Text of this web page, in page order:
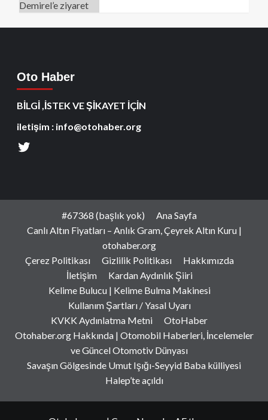
Oto Haber
BİLGİ ,İSTEK VE ŞİKAYET İÇİN
iletişim : info@otohaber.org
#67368 (başlık yok)
Ana Sayfa
Canlı Altın Fiyatları – Anlık Gram, Çeyrek Altın Kuru |
otohaber.org
Çerez Politikası
Gizlilik Politikası
Hakkımızda
İletişim
Kardan Aydınlık Şiiri
Kelime Bulucu | Kelime Bulma Makinesi
Kullanım Şartları / Yasal Uyarı
KVKK Aydınlatma Metni
OtoHaber
Otohaber.org Hakkında | Otomobil Haberleri, İncelemeler
ve Güncel Otomotiv Dünyası
Savaşın Gölgesinde Umut Işığı-Seyyid Baba külliyesi
Halep’te açıldı